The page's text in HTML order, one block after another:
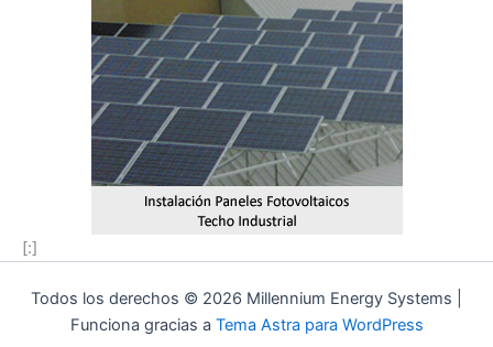
[:]
Todos los derechos © 2026 Millennium Energy Systems |
Funciona gracias a Tema Astra para WordPress